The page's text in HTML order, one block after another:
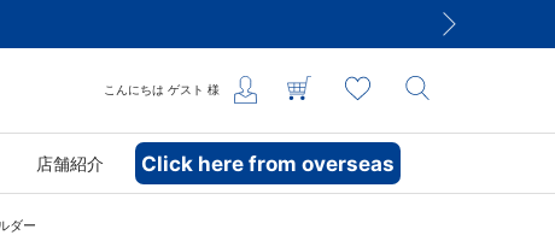
こんにちは ゲスト 様
店舗紹介 Click here from overseas
ダー